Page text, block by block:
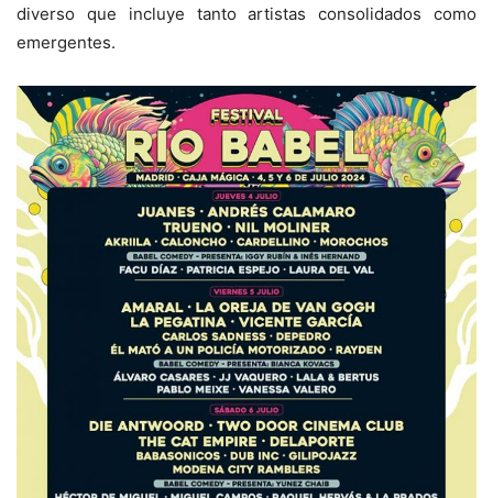
diverso que incluye tanto artistas consolidados como
emergentes.